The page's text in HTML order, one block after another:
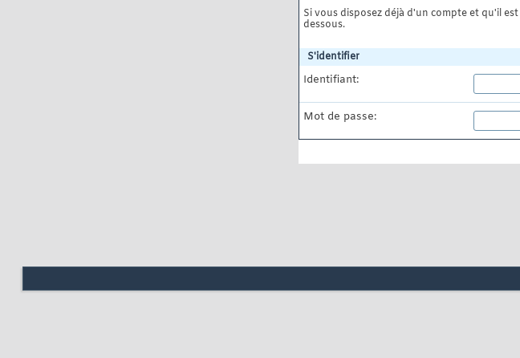
Si vous disposez déjà d'un compte et qu'il
dessous.
S'identifier
Identifiant:
Mot de passe: